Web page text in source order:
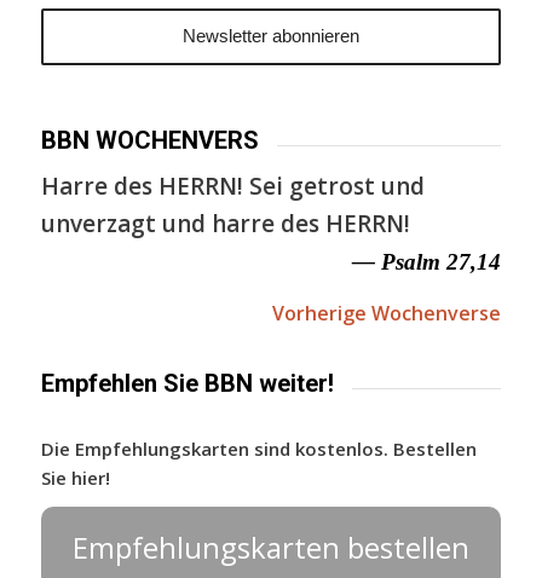
BBN WOCHENVERS
Harre des HERRN! Sei getrost und
unverzagt und harre des HERRN!
— Psalm 27,14
Vorherige Wochenverse
Empfehlen Sie BBN weiter!
Die Empfehlungskarten sind kostenlos. Bestellen
Sie hier!
Empfehlungskarten bestellen